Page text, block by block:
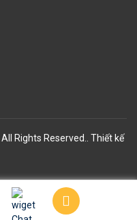
All Rights Reserved.. Thiết kế